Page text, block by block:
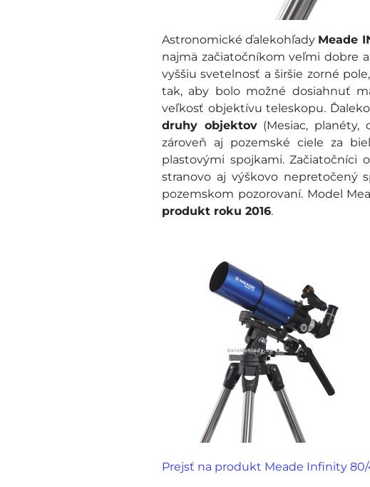
Astronomické ďalekohľady Meade
najmä začiatočníkom veľmi dobre
vyššiu svetelnosť a širšie zorné
tak, aby bolo možné dosiahnuť
veľkosť objektívu teleskopu.
druhy objektov(Mesiac, planéty,
zároveň aj pozemské ciele za
plastovými spojkami. Začiatočníci
stranovo aj výškovo nepretočený
pozemskom pozorovaní. Model
produkt roku 2016.
Prejsť na produkt Meade Infinity